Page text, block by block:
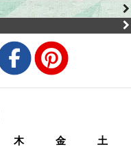
木 金
土